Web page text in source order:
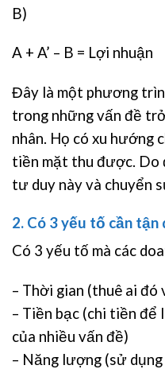
B)
A + A’ – B = Lợi nhuận
Đây là một phương
trong những vấn đề
nhân. Họ có xu hướng
tiền mặt thu được. Do
tư duy này và chuyển
2. Có 3 yếu tố cần tận
Có 3 yếu tố mà các
– Thời gian (thuê ai đó
– Tiền bạc (chi tiền để
của nhiều vấn đề)
– Năng lượng (sử